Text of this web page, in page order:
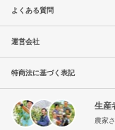
よくある質問
運営会社
特商法に基づく表記
生産
農家